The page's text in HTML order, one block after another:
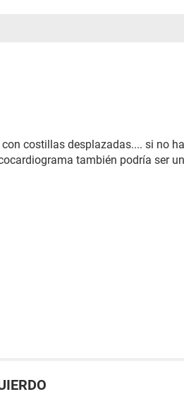
costillas desplazadas.... si no
también podría ser